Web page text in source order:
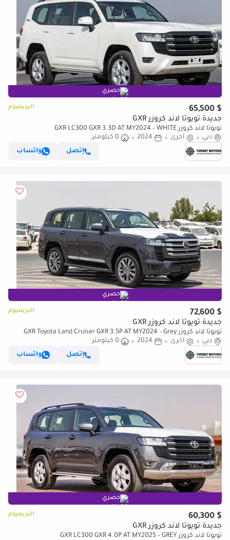
حصري
$ 65,500 البريميوم
جديدة تويوتا لاند كروزر GXR
تويوتا لاند كروزر GXR LC300 GXR 3.3D AT MY2024 – WHITE
دبي
أخرى 2024
0 كيلومتر
إتصل
واتساب
حصري
$ 72,600 البريميوم
جديدة تويوتا لاند كروزر GXR
تويوتا لاند كروزر GXR Toyota Land Cruiser GXR 3.5P AT MY2024 – Grey
دبي
أخرى 2024
0 كيلومتر
إتصل
واتساب
حصري
$ 60,300 البريميوم
جديدة تويوتا لاند كروزر GXR
تويوتا لاند كروزر GXR LC300 GXR 4.0P AT MY2025 – GREY